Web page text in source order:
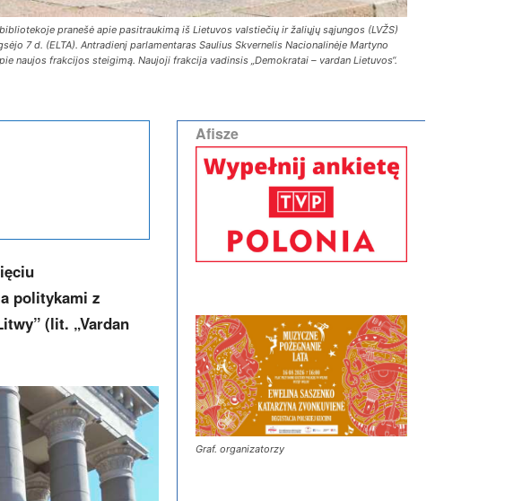
pranešė apie pasitraukimą iš Lietuvos valstiečių ir žaliųjų sąjungos (LVŽS)
7 d. (ELTA). Antradienį parlamentaras Saulius Skvernelis Nacionalinėje Martyno
naujos frakcijos steigimą. Naujoji frakcija vadinsis „Demokratai – vardan Lietuvos“.
politykami z
(lit. „Vardan
Afisze
Graf. organizatorzy